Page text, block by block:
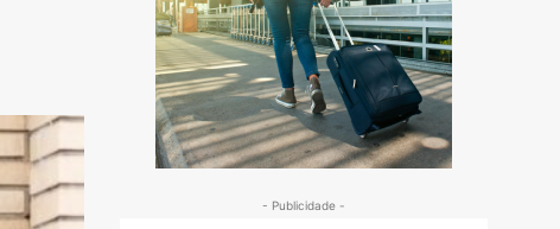
- Publicidade -